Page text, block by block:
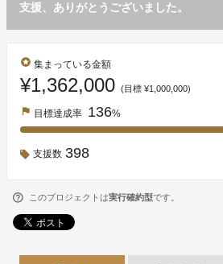
支援、ありがとうございました。
stars 集まっている金額
¥1,362,000 (目標 ¥1,000,000)
flag 目標達成率 136%
支援数 398
このプロジェクトは実行確約型です。